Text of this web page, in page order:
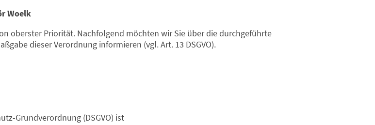
Woelk
oberster Priorität. Nachfolgend möchten wir Sie über die durchgeführte
dieser Verordnung informieren (vgl. Art. 13 DSGVO).
Grundverordnung (DSGVO) ist